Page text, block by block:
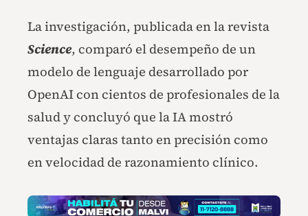
La investigación, publicada en la revista
Science, comparó el desempeño de un
modelo de lenguaje desarrollado por
OpenAI con cientos de profesionales de la
salud y concluyó que la IA mostró
ventajas claras tanto en precisión como
en velocidad de razonamiento clínico.